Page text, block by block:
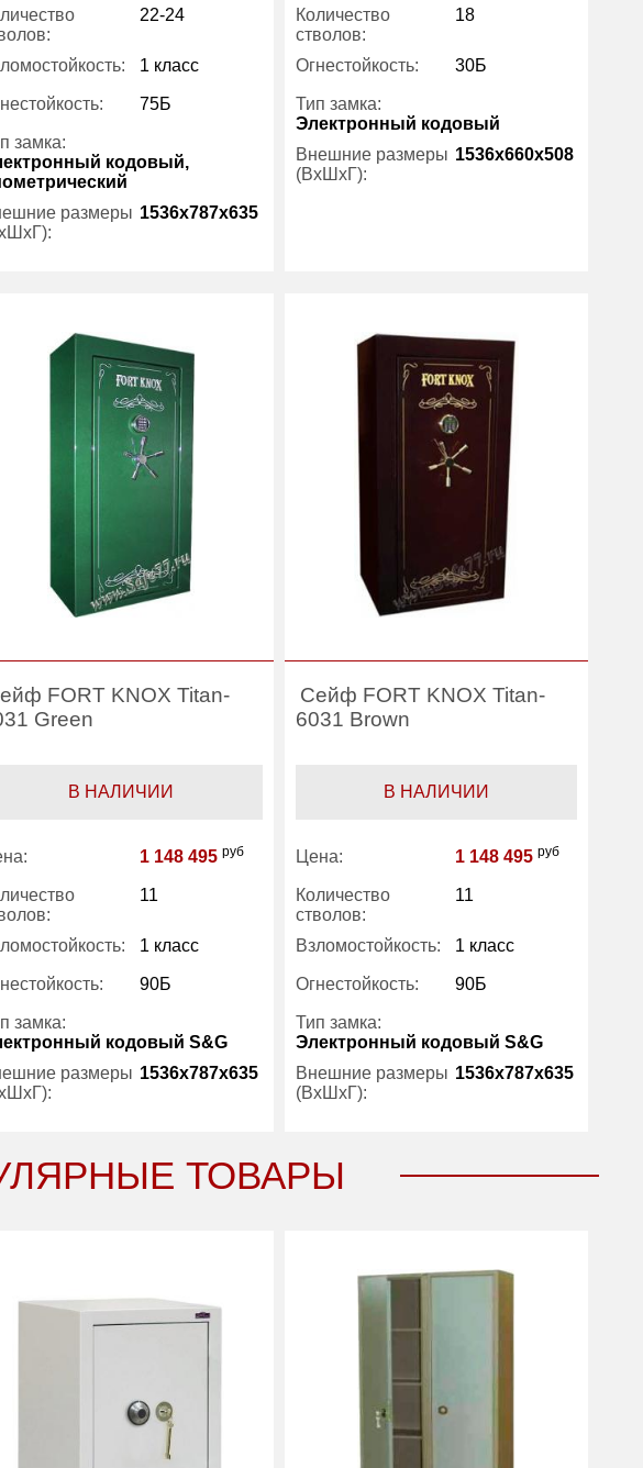
22-24
1 класс
75Б
замка:
кодовый,
размеры 1536x787x635
FORT KNOX
Количество
стволов:
18
Огнестойкость: 30Б
Тип замка:
Электронный кодовый
Внешние размеры
(ВхШхГ):
1536x660x508
Гарантия: 1 год
Производитель: FORT KNOX
FORT KNOX Titan-
Green
В НАЛИЧИИ
1 148 495 руб
11
1 класс
90Б
замка:
кодовый S&G
размеры 1536x787x635
FORT KNOX
Сейф FORT KNOX Titan-
6031 Brown
В НАЛИЧИИ
Цена: 1 148 495 руб
Количество
стволов:
11
Взломостойкость: 1 класс
Огнестойкость: 90Б
Тип замка:
Электронный кодовый S&G
Внешние размеры
(ВхШхГ):
1536x787x635
(шт):
Гарантия:
Производитель:
ТОВАРЫ